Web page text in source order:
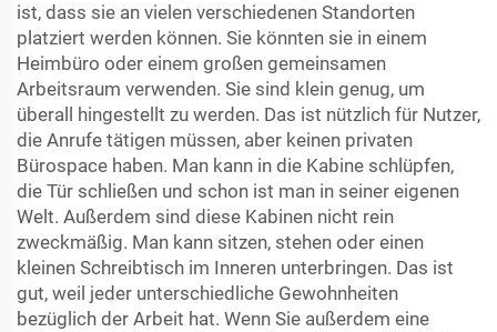
ist, dass sie an vielen verschiedenen Standorten
platziert werden können. Sie könnten sie in einem
Heimbüro oder einem großen gemeinsamen
Arbeitsraum verwenden. Sie sind klein genug, um
überall hingestellt zu werden. Das ist nützlich für Nutzer,
die Anrufe tätigen müssen, aber keinen privaten
Bürospace haben. Man kann in die Kabine schlüpfen,
die Tür schließen und schon ist man in seiner eigenen
Welt. Außerdem sind diese Kabinen nicht rein
zweckmäßig. Man kann sitzen, stehen oder einen
kleinen Schreibtisch im Inneren unterbringen. Das ist
gut, weil jeder unterschiedliche Gewohnheiten
bezüglich der Arbeit hat. Wenn Sie außerdem eine